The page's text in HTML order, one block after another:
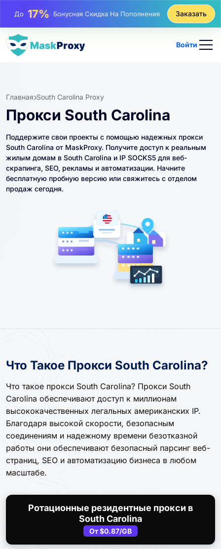
До25%Скидка На Статические Покупки IP
До81%
Заказать
Войти
Главная South Carolina Proxy
Прокси South Carolina
Поддержите свои проекты с помощью надежных прокси
South Carolina от MaskProxy. Получите доступ к реальным
жилым домам в South Carolina и IP SOCKS5 для веб-
скрапинга, SEO, рекламы и автоматизации. Начните
бесплатную пробную версию или свяжитесь с отделом
продаж сегодня.
Что Такое Прокси South Carolina?
Что такое прокси South Carolina? Прокси South
Carolina обеспечивают доступ к миллионам
высококачественных легальных американских IP.
Благодаря высокой скорости, безопасным
соединениям и надежному времени безотказной
работы они обеспечивают безопасный парсинг веб-
страниц, SEO и автоматизацию бизнеса в любом
масштабе.
Ротационные резидентные прокси в
South Carolina
От$0.87/GB